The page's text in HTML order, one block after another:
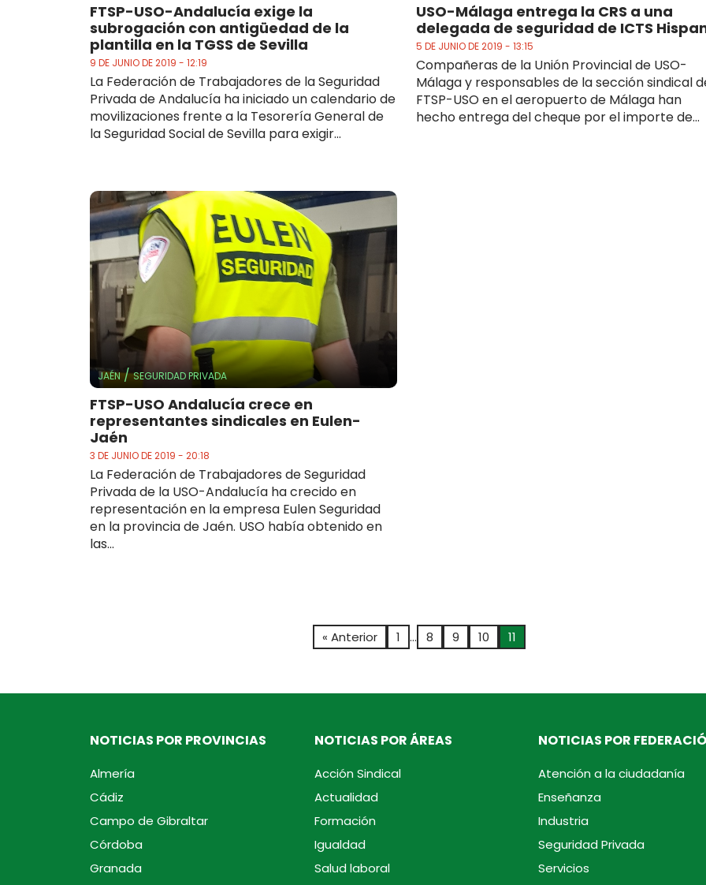
FTSP-USO-Andalucía exige la
subrogación con antigüedad de la
plantilla en la TGSS de Sevilla
9 DE JUNIO DE 2019 - 12:19
La Federación de Trabajadores de la Seguridad
Privada de Andalucía ha iniciado un calendario de
movilizaciones frente a la Tesorería General de
la Seguridad Social de Sevilla para exigir...
USO-Málaga entrega la CRS a una
delegada de seguridad de ICTS
5 DE JUNIO DE 2019 - 13:15
Compañeras de la Unión Provincial de USO-
Málaga y responsables de la sección sindical
FTSP-USO en el aeropuerto de Málaga han
hecho entrega del cheque por el importe de...
JAÉN/SEGURIDAD PRIVADA
FTSP-USO Andalucía crece en
representantes sindicales en Eulen-
Jaén
3 DE JUNIO DE 2019 - 20:18
La Federación de Trabajadores de Seguridad
Privada de la USO-Andalucía ha crecido en
representación en la empresa Eulen Seguridad
en la provincia de Jaén. USO había obtenido en
las...
« Anterior 1 … 8 9 10 11
NOTICIAS POR PROVINCIAS
Almería
Cádiz
Campo de Gibraltar
Córdoba
Granada
NOTICIAS POR ÁREAS
Acción Sindical
Actualidad
Formación
Igualdad
Salud laboral
NOTICIAS POR
Atención a la ciudadanía
Enseñanza
Industria
Seguridad Privada
Servicios